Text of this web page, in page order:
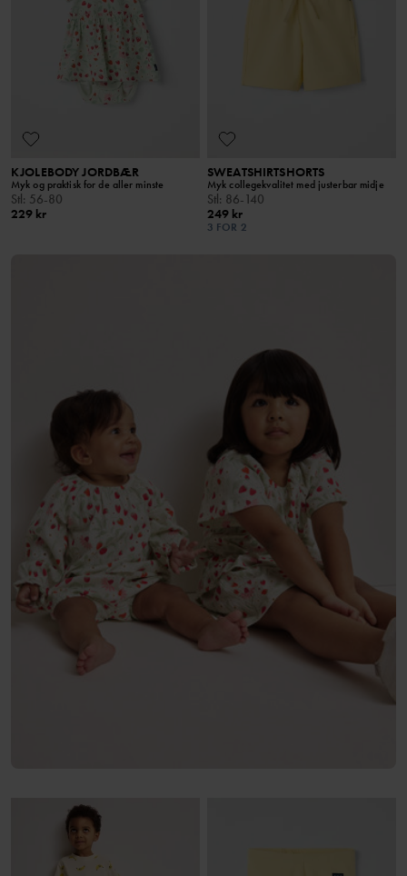
KJOLEBODY JORDBÆR
Myk og praktisk for de aller minste
Stl : 56-80
229 kr
SWEATSHIRTSHORTS
Myk collegekvalitet med justerbar midje
Stl : 86-140
249 kr
3 FOR 2